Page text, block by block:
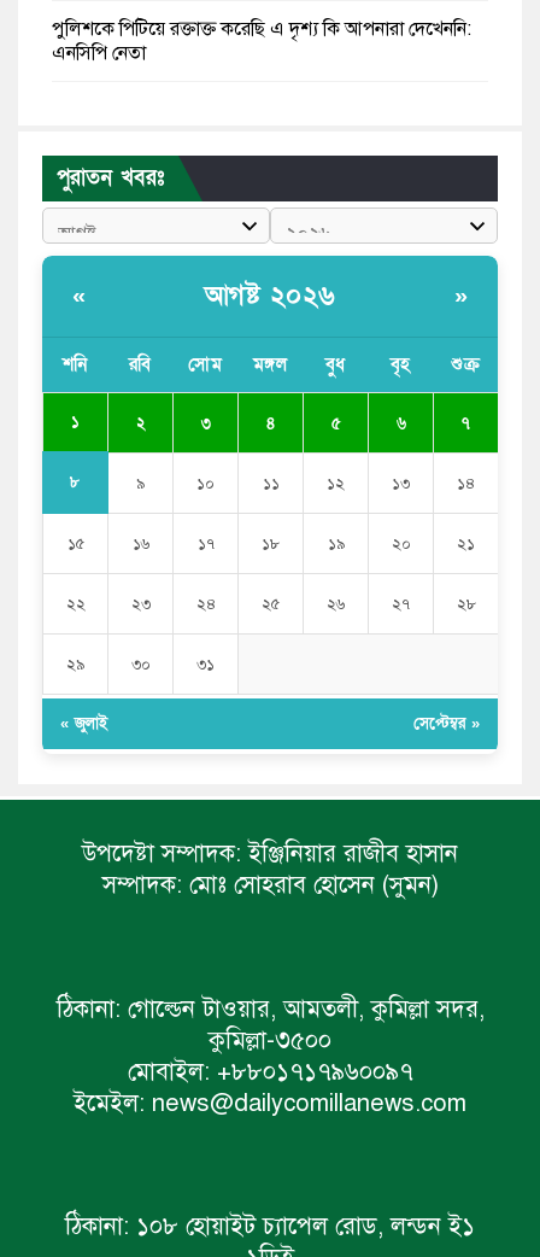
পুলিশকে পিটিয়ে রক্তাক্ত করেছি এ দৃশ্য কি আপনারা দেখেননি:
এনসিপি নেতা
বাংলাদেশী কর্মীদের আকামা নিয়ে বড় সুখবর দিলো সৌদি
সরকার
ভারতের পূর্ব সীমান্তে এখন ‘আরেকটি পাকিস্তান’ গড়ে উঠেছে:
যে ডকুমেন্টারিতে আবু সাঈদের ছবি নেই, সেটা কোনো
পুরাতন খবরঃ
« আগষ্ট ২০২৬ »
শনি রবি সোম মঙ্গল বুধ বৃহ শুক্র
১ ২ ৩ ৪ ৫ ৬ ৭
৮ ৯ ১০ ১১ ১২ ১৩ ১৪
১৫ ১৬ ১৭ ১৮ ১৯ ২০ ২১
২২ ২৩ ২৪ ২৫ ২৬ ২৭ ২৮
২৯ ৩০ ৩১
« জুলাই সেপ্টেম্বর »
উপদেষ্টা সম্পাদক: ইঞ্জিনিয়ার রাজীব হাসান
সম্পাদক: মোঃ সোহরাব হোসেন (সুমন)
ঠিকানা: গোল্ডেন টাওয়ার, আমতলী, কুমিল্লা সদর,
কুমিল্লা-৩৫০০
মোবাইল: +৮৮০১৭১৭৯৬০০৯৭
ইমেইল: news@dailycomillanews.com
ঠিকানা: ১০৮ হোয়াইট চ্যাপেল রোড, লন্ডন ই১